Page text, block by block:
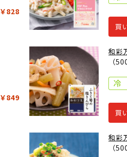
￥828
買
￥849
和彩
（
買
和彩
（